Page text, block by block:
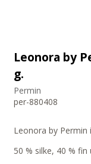
Leonora by
g.
Permin
per-880408
Leonora by Permin
50 % silke, 40 %